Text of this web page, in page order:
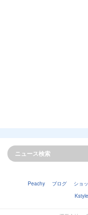
Peachy ブログ ショ
Kstyle